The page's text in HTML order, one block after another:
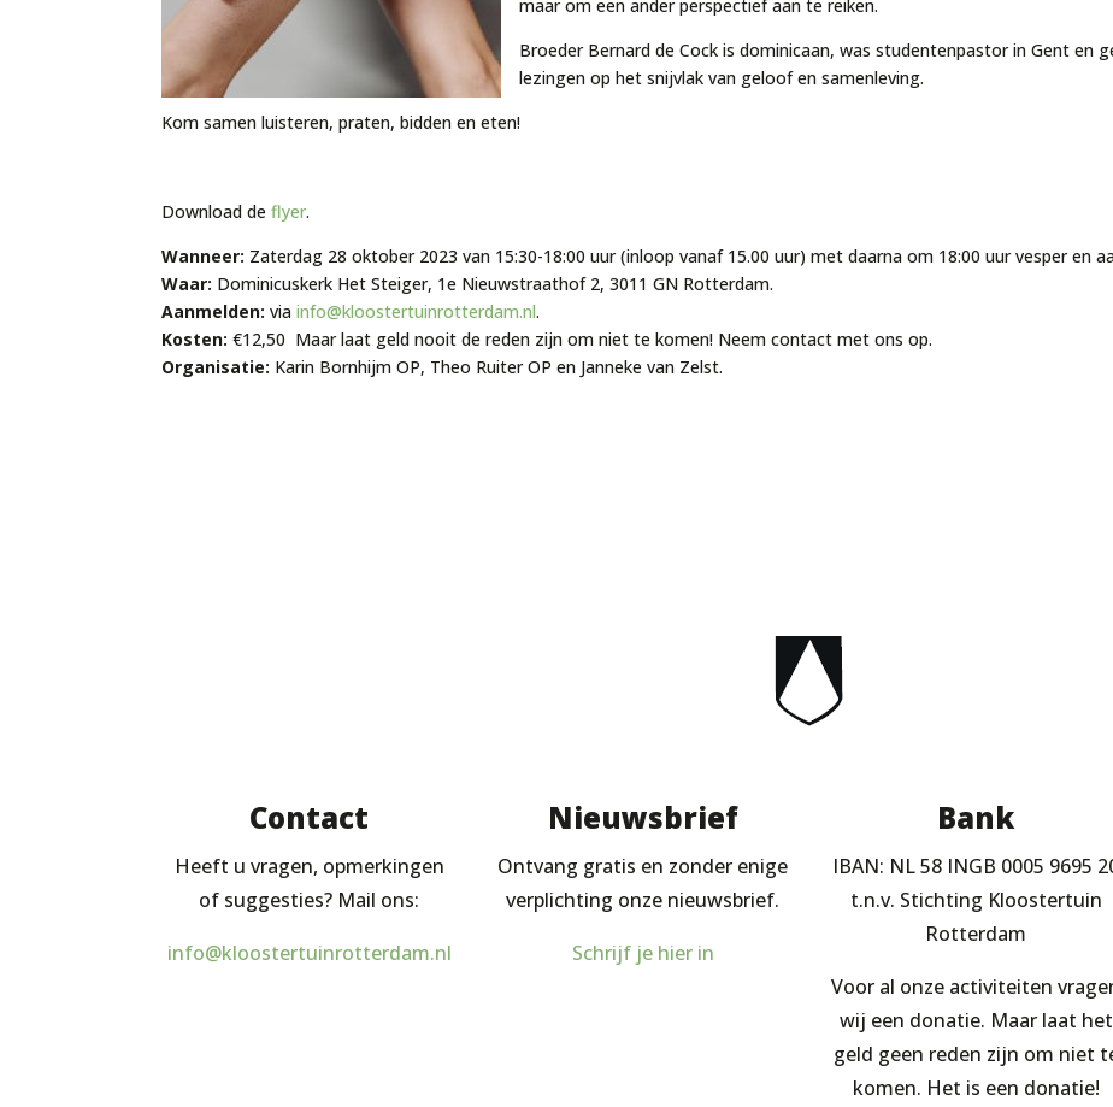
maar om een ander perspectief aan te reiken.
Broeder Bernard de Cock is dominicaan, was studentenpastor in Gent en
lezingen op het snijvlak van geloof en samenleving.
Kom samen luisteren, praten, bidden en eten!
Download deflyer.
Wanneer: Zaterdag 28 oktober 2023 van 15:30-18:00 uur (inloop vanaf 15.00 uur)met daarna om 18:00 uur vesper en
Waar: Dominicuskerk Het Steiger, 1e Nieuwstraathof 2, 3011 GN Rotterdam.
Aanmelden:viainfo@kloostertuinrotterdam.nl.
Kosten:€12,50 Maar laat geld nooit de reden zijn om niet te komen! Neem contact met ons op.
Organisatie: Karin Bornhijm OP, Theo Ruiter OP en Janneke van Zelst.
Contact
Heeft u vragen, opmerkingen
of suggesties? Mail ons:
info@kloostertuinrotterdam.nl
Nieuwsbrief
Ontvang gratis en zonder enige
verplichting onze nieuwsbrief.
Schrijf je hier in
Bank
IBAN: NL 58 INGB 0005 9695
t.n.v. Stichting Kloostertuin
Rotterdam
Voor al onze activiteiten
wij een donatie. Maar laat het
geld geen reden zijn om niet
komen. Het is een donatie!